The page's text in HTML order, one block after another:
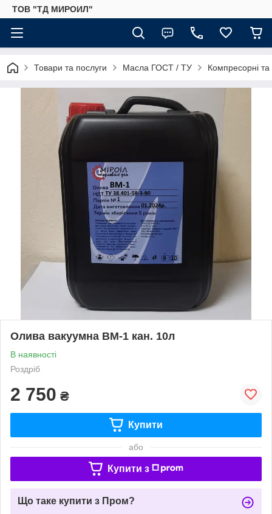
ТОВ "ТД МИРОИЛ"
Товари та послуги Масла ГОСТ / ТУ Компресорні
Олива вакуумна ВМ-1 кан. 10л
В наявності
Роздріб
2 750 ₴
Купити
або
Купити з
Що таке купити з Пром?